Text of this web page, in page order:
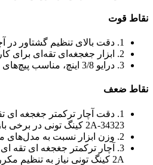
نقاط قوت
1. دقت بالای تنظیم گشتاور در آچار ترکمتر کینگ تونی.
2. ابزار جغجغه‌ای تقه‌ای برای کار آسان و سریع.
3. درایو 3/8 اینچ، مناسب پیچ‌های صنعتی و خودرو.
نقاط ضعف
34323-2A کینگ تونی در برخی بازه‌ها کاهش می‌یابد.
2. وزن ابزار نسبت به مدل‌های مشابه کمی سنگین‌تر است.
2A کینگ تونی نیاز به تنظیم مکرر دارد.